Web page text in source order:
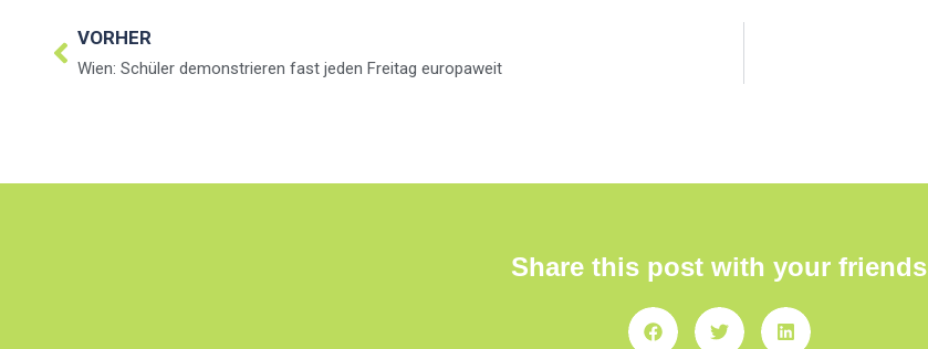
VORHER
Wien: Schüler demonstrieren fast jeden Freitag europaweit
Share this post with your friends